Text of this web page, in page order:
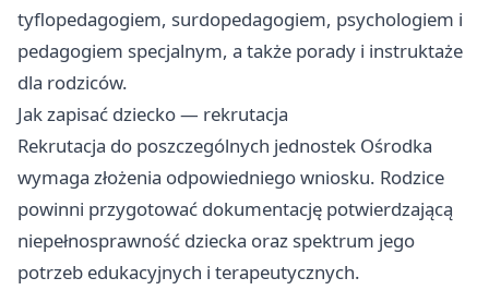
tyflopedagogiem, surdopedagogiem, psychologiem i
pedagogiem specjalnym, a także porady i instruktaże
dla rodziców.
Jak zapisać dziecko — rekrutacja
Rekrutacja do poszczególnych jednostek Ośrodka
wymaga złożenia odpowiedniego wniosku. Rodzice
powinni przygotować dokumentację potwierdzającą
niepełnosprawność dziecka oraz spektrum jego
potrzeb edukacyjnych i terapeutycznych.